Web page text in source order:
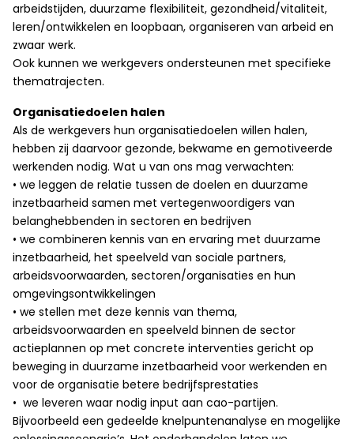
arbeidstijden, duurzame flexibiliteit, gezondheid/vitaliteit,
leren/ontwikkelen en loopbaan, organiseren van arbeid en
zwaar werk.
Ook kunnen we werkgevers ondersteunen met specifieke
thematrajecten.
Organisatiedoelen halen
Als de werkgevers hun organisatiedoelen willen halen,
hebben zij daarvoor gezonde, bekwame en gemotiveerde
werkenden nodig. Wat u van ons mag verwachten:
• we leggen de relatie tussen de doelen en duurzame
inzetbaarheid samen met vertegenwoordigers van
belanghebbenden in sectoren en bedrijven
• we combineren kennis van en ervaring met duurzame
inzetbaarheid, het speelveld van sociale partners,
arbeidsvoorwaarden, sectoren/organisaties en hun
omgevingsontwikkelingen
• we stellen met deze kennis van thema,
arbeidsvoorwaarden en speelveld binnen de sector
actieplannen op met concrete interventies gericht op
beweging in duurzame inzetbaarheid voor werkenden en
voor de organisatie betere bedrijfsprestaties
• we leveren waar nodig input aan cao-partijen.
Bijvoorbeeld een gedeelde knelpuntenanalyse en mogelijke